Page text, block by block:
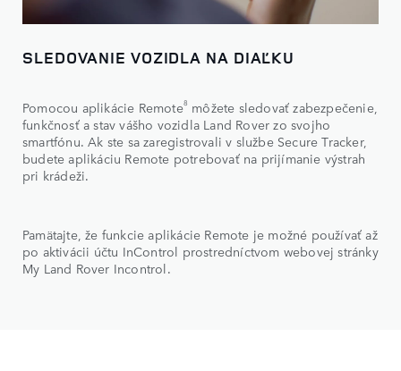
SLEDOVANIE VOZIDLA NA DIAĽKU
Pomocou aplikácie Remote8 môžete sledovať zabezpečenie,
funkčnosť a stav vášho vozidla Land Rover zo svojho
smartfónu. Ak ste sa zaregistrovali v službe Secure Tracker,
budete aplikáciu Remote potrebovať na prijímanie výstrah
pri krádeži.
Pamätajte, že funkcie aplikácie Remote je možné používať až
po aktivácii účtu InControl prostredníctvom webovej stránky
My Land Rover Incontrol.